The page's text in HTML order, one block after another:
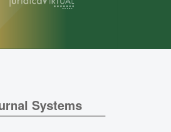
Systems